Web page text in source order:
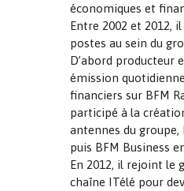
économiques et
Entre 2002 et 2012,
postes au sein du
D’abord producteur
émission
financiers sur BFM
participé à la
antennes du groupe,
puis BFM Business
En 2012, il rejoint le
chaîne ITélé pour